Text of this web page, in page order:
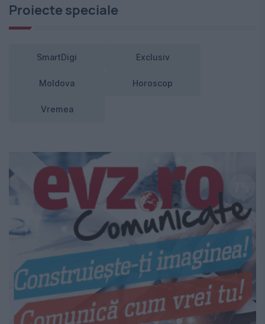
Proiecte speciale
SmartDigi Exclusiv
Moldova Horoscop
Vremea